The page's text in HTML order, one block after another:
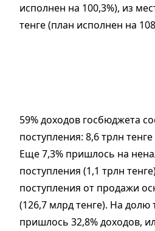
исполнен на 100,3%), из
тенге (план исполнен на
59% доходов госбюджета
поступления: 8,6 трлн
Еще 7,3% пришлось на
поступления (1,1 трлн
поступления от продажи
(126,7 млрд тенге). На долю
пришлось 32,8% доходов,